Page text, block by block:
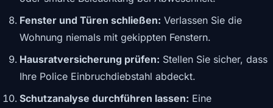
Fenster und Türen schließen: Verlassen Sie die
Wohnung niemals mit gekippten Fenstern.
Hausratversicherung prüfen: Stellen Sie sicher, dass
Ihre Police Einbruchdiebstahl abdeckt.
Schutzanalyse durchführen lassen: Eine